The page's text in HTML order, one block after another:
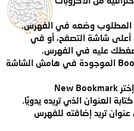
أعلى شاشة التصفح، أو في
ضغطك عليه في الفهرس.
3- قم بالضغط على كلمة Bookmarks الموجودة في هامش الشاشة
تريد إضافته للفهرس